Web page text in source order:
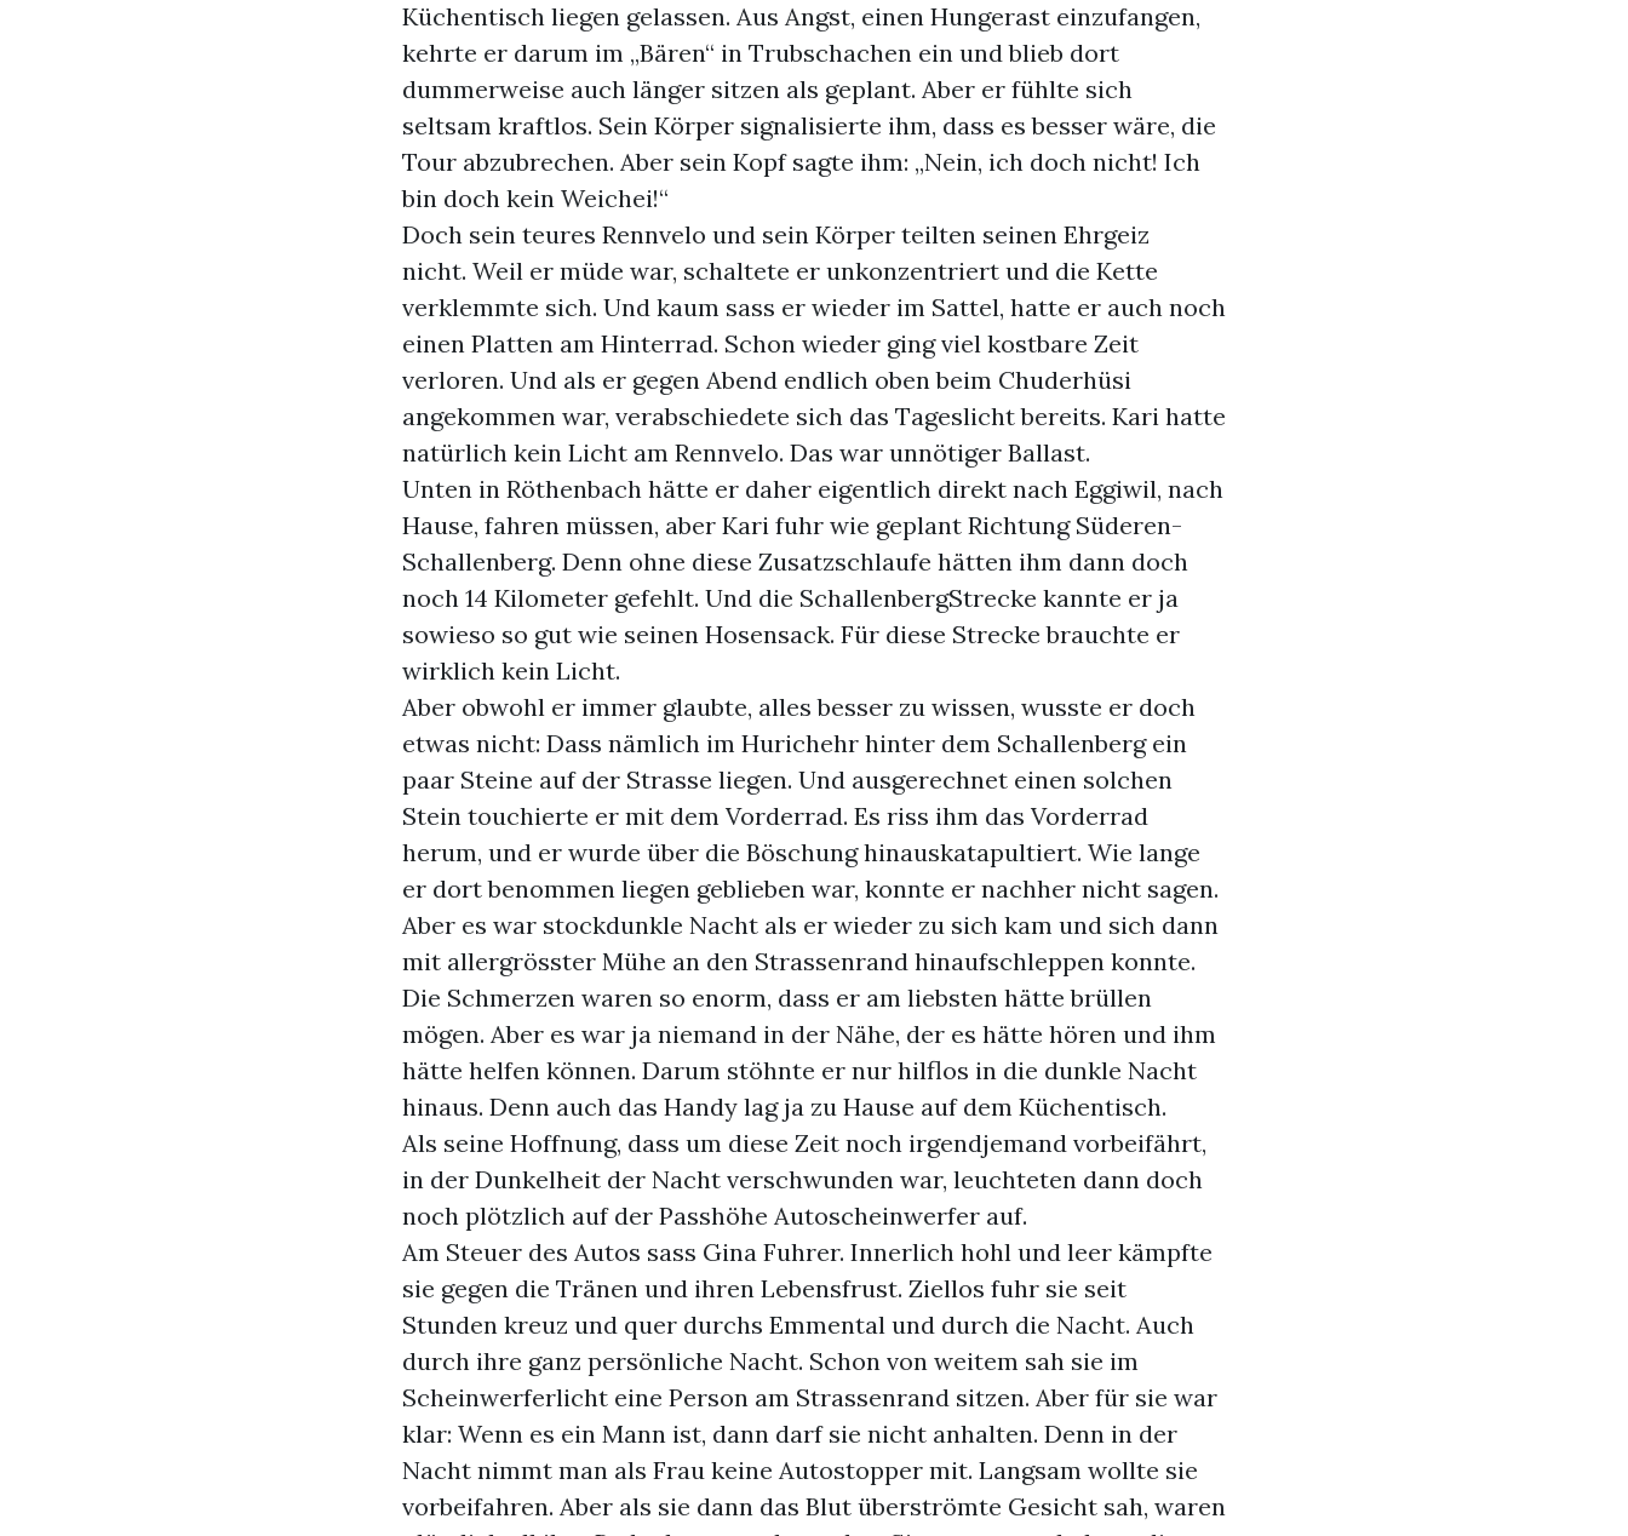
Küchentisch liegen gelassen. Aus Angst, einen Hungerast einzufangen,
kehrte er darum im „Bären“ in Trubschachen ein und blieb dort
dummerweise auch länger sitzen als geplant. Aber er fühlte sich
seltsam kraftlos. Sein Körper signalisierte ihm, dass es besser wäre, die
Tour abzubrechen. Aber sein Kopf sagte ihm: „Nein, ich doch nicht! Ich
bin doch kein Weichei!“
Doch sein teures Rennvelo und sein Körper teilten seinen Ehrgeiz
nicht. Weil er müde war, schaltete er unkonzentriert und die Kette
verklemmte sich. Und kaum sass er wieder im Sattel, hatte er auch noch
einen Platten am Hinterrad. Schon wieder ging viel kostbare Zeit
verloren. Und als er gegen Abend endlich oben beim Chuderhüsi
angekommen war, verabschiedete sich das Tageslicht bereits. Kari hatte
natürlich kein Licht am Rennvelo. Das war unnötiger Ballast.
Unten in Röthenbach hätte er daher eigentlich direkt nach Eggiwil, nach
Hause, fahren müssen, aber Kari fuhr wie geplant Richtung Süderen-
Schallenberg. Denn ohne diese Zusatzschlaufe hätten ihm dann doch
noch 14 Kilometer gefehlt. Und die SchallenbergStrecke kannte er ja
sowieso so gut wie seinen Hosensack. Für diese Strecke brauchte er
wirklich kein Licht.
Aber obwohl er immer glaubte, alles besser zu wissen, wusste er doch
etwas nicht: Dass nämlich im Hurichehr hinter dem Schallenberg ein
paar Steine auf der Strasse liegen. Und ausgerechnet einen solchen
Stein touchierte er mit dem Vorderrad. Es riss ihm das Vorderrad
herum, und er wurde über die Böschung hinauskatapultiert. Wie lange
er dort benommen liegen geblieben war, konnte er nachher nicht sagen.
Aber es war stockdunkle Nacht als er wieder zu sich kam und sich dann
mit allergrösster Mühe an den Strassenrand hinaufschleppen konnte.
Die Schmerzen waren so enorm, dass er am liebsten hätte brüllen
mögen. Aber es war ja niemand in der Nähe, der es hätte hören und ihm
hätte helfen können. Darum stöhnte er nur hilflos in die dunkle Nacht
hinaus. Denn auch das Handy lag ja zu Hause auf dem Küchentisch.
Als seine Hoffnung, dass um diese Zeit noch irgendjemand vorbeifährt,
in der Dunkelheit der Nacht verschwunden war, leuchteten dann doch
noch plötzlich auf der Passhöhe Autoscheinwerfer auf.
Am Steuer des Autos sass Gina Fuhrer. Innerlich hohl und leer kämpfte
sie gegen die Tränen und ihren Lebensfrust. Ziellos fuhr sie seit
Stunden kreuz und quer durchs Emmental und durch die Nacht. Auch
durch ihre ganz persönliche Nacht. Schon von weitem sah sie im
Scheinwerferlicht eine Person am Strassenrand sitzen. Aber für sie war
klar: Wenn es ein Mann ist, dann darf sie nicht anhalten. Denn in der
Nacht nimmt man als Frau keine Autostopper mit. Langsam wollte sie
vorbeifahren. Aber als sie dann das Blut überströmte Gesicht sah, waren